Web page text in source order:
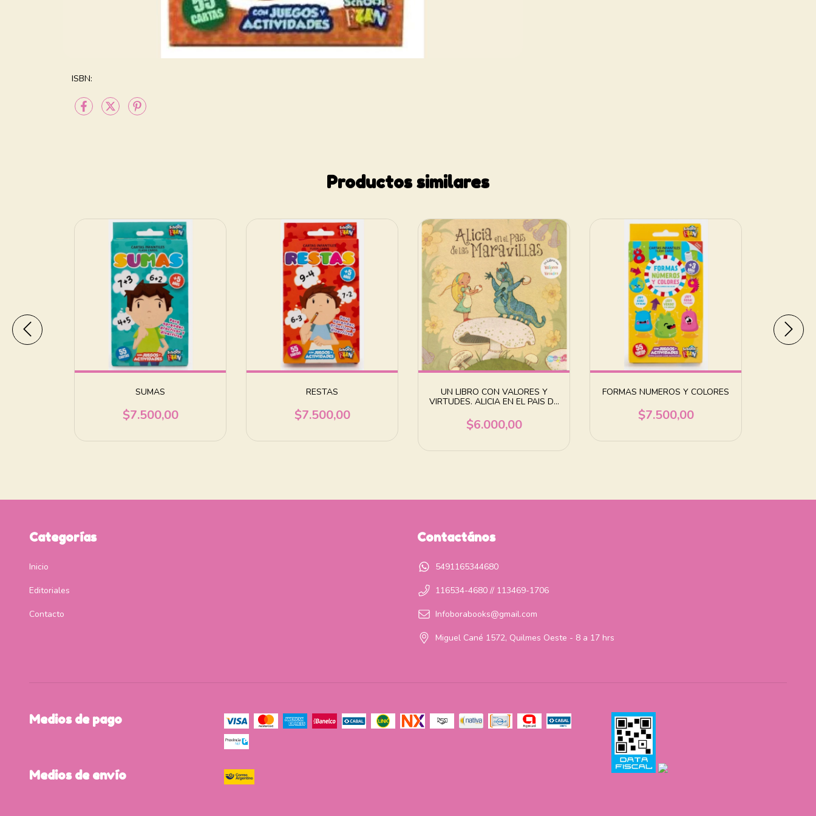
ISBN:
Productos similares
SUMAS
$7.500,00
RESTAS
$7.500,00
UN LIBRO CON VALORES Y
VIRTUDES. ALICIA EN EL PAIS DE
$6.000,00
FORMAS NUMEROS Y COLORES
$7.500,00
Categorías
Inicio
Editoriales
Contacto
Contactános
5491165344680
116534-4680 // 113469-1706
Infoborabooks@gmail.com
Miguel Cané 1572, Quilmes Oeste - 8 a 17 hrs
Medios de pago
Medios de envío